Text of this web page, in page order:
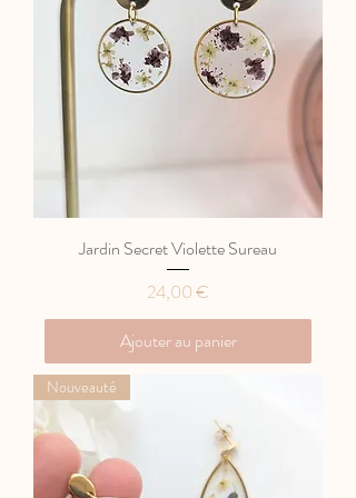
Jardin Secret Violette Sureau
Prix
24,00 €
Ajouter au panier
Nouveauté